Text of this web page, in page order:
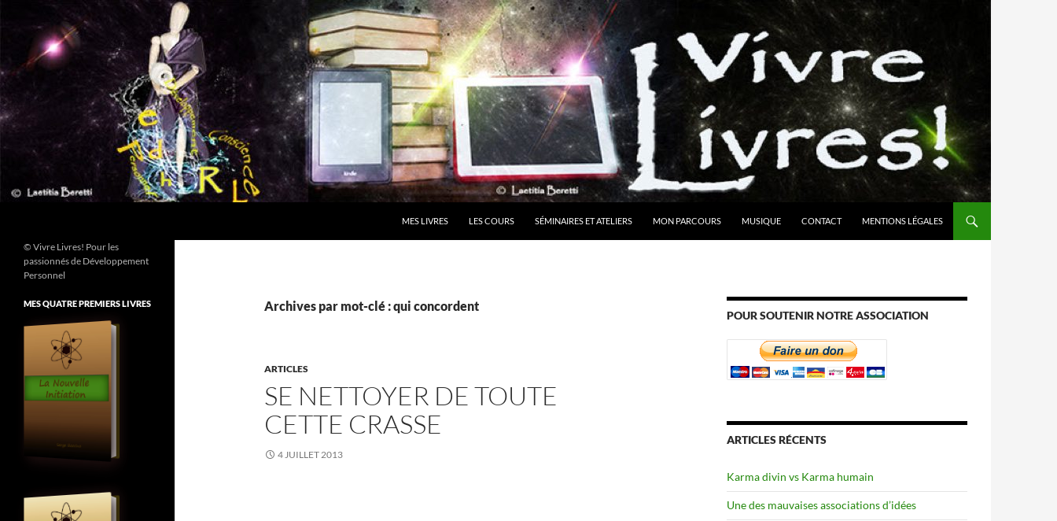
contenu
MES LIVRES LES COURS SÉMINAIRES ET ATELIERS MON PARCOURS MUSIQUE CONTACT MENTIONS LÉGALES
Archives par mot-clé : qui concordent
ARTICLES
SE NETTOYER DE TOUTE
CETTE CRASSE
4 JUILLET 2013
POUR SOUTENIR NOTRE ASSOCIATION
ARTICLES RÉCENTS
Karma divin vs Karma humain
Une des mauvaises associations d’idées
© Vivre Livres! Pour les
passionnés de Développement
Personnel
MES QUATRE PREMIERS LIVRES